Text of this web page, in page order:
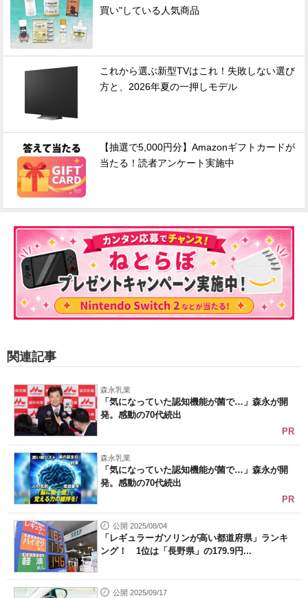
買い"している人気商品
これから選ぶ新型TVはこれ！失敗しない選び
方と、2026年夏の一押しモデル
【抽選で5,000円分】Amazonギフトカードが
当たる！読者アンケート実施中
関連記事
森永乳業
「気になっていた認知機能が菌で…」森永が開
発。感動の70代続出
PR
森永乳業
「気になっていた認知機能が菌で…」森永が開
発。感動の70代続出
PR
公開 2025/08/04
「レギュラーガソリンが高い都道府県」ランキ
ング！ 1位は「長野県」の179.9円...
公開 2025/09/17